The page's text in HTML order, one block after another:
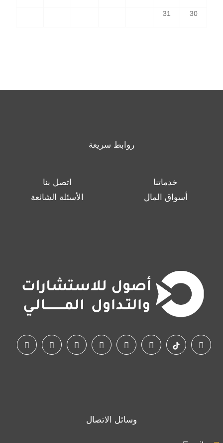
30
31
روابط سريعة
خدماتنا
اتصل بنا
أسواق المال
الأسئلة الشائعة
وسائل الاتصال